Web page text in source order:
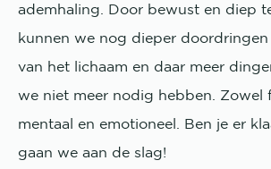
ademhaling. Door bewust en diep
kunnen we nog dieper doordringen
van het lichaam en daar meer
we niet meer nodig hebben. Zowel
mentaal en emotioneel. Ben je er
gaan we aan de slag!